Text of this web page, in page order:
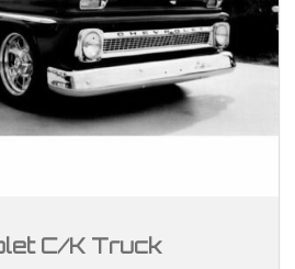
C/K Truck